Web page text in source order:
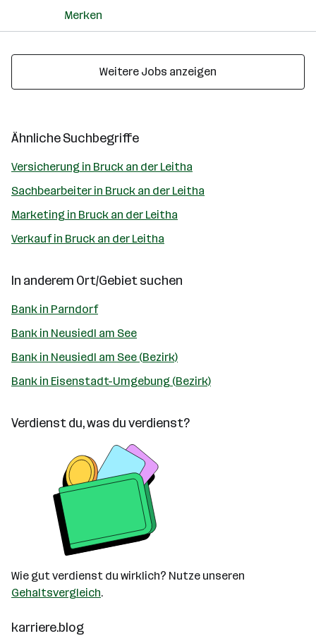
Merken
Weitere Jobs anzeigen
Ähnliche Suchbegriffe
Versicherung in Bruck an der Leitha
Sachbearbeiter in Bruck an der Leitha
Marketing in Bruck an der Leitha
Verkauf in Bruck an der Leitha
In anderem Ort/Gebiet suchen
Bank in Parndorf
Bank in Neusiedl am See
Bank in Neusiedl am See (Bezirk)
Bank in Eisenstadt-Umgebung (Bezirk)
Verdienst du, was du verdienst?
Wie gut verdienst du wirklich? Nutze unseren
Gehaltsvergleich.
karriere.blog